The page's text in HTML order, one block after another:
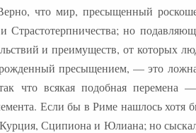
что мир, пресыщенный
Страстотерпничества; но
и преимуществ, от которых
пресыщением, — это
что всякая подобная
Если бы в Риме нашлось
Сципиона и Юлиана; но